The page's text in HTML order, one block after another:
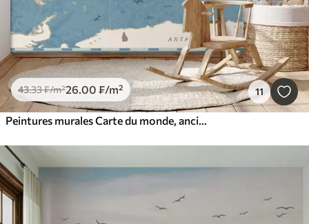
43.33₣/m²26.00 ₣/m² 11
Peintures murales Carte du monde, ancienne carte